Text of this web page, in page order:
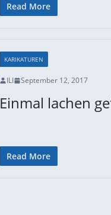
Read More
KARIKATUREN
ILI September 12, 2017
Einmal lachen
Read More